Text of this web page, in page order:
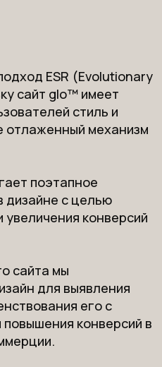
ESR (Evolutionary
сайт glo™ имеет
стиль и
отлаженный механизм
поэтапное
дизайне с целью
конверсий
сайта мы
для выявления
его с
повышения конверсий в